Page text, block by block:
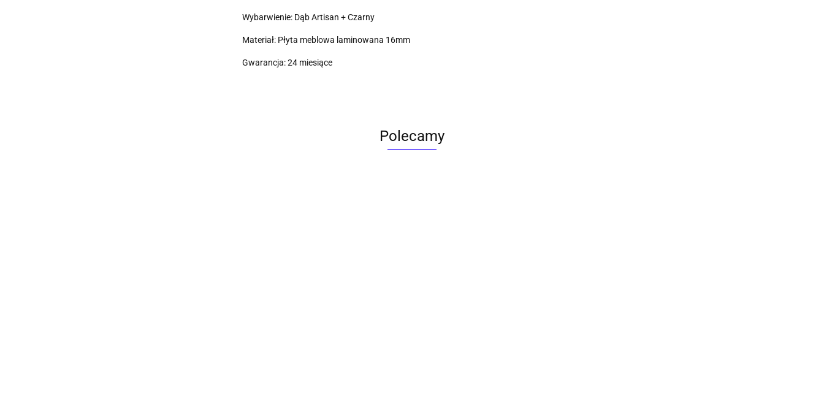
Wybarwienie: Dąb Artisan + Czarny
Materiał: Płyta meblowa laminowana 16mm
Gwarancja: 24 miesiące
Polecamy